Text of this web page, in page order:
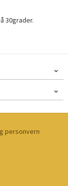
30grader.
personvern